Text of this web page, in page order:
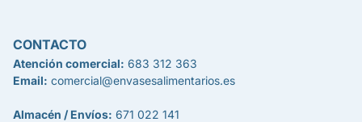
CONTACTO
Atención comercial: 683 312 363
Email: comercial@envasesalimentarios.es
Almacén / Envíos: 671 022 141